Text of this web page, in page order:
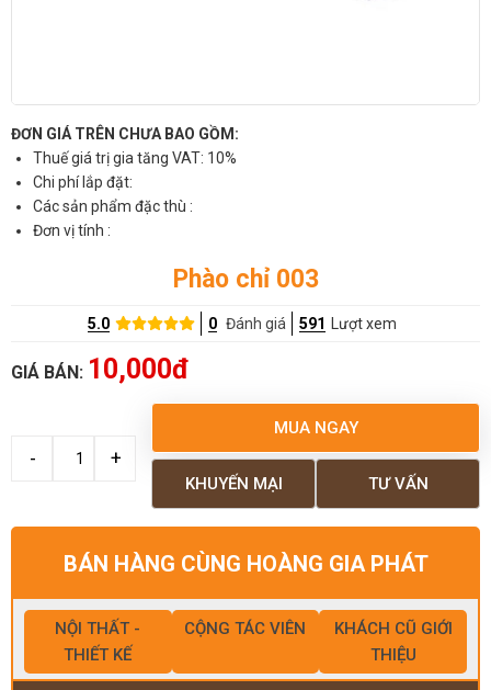
ĐƠN GIÁ TRÊN CHƯA BAO GỒM:
Thuế giá trị gia tăng VAT: 10%
Chi phí lắp đặt:
Các sản phẩm đặc thù :
Đơn vị tính :
Phào chỉ 003
5.0 0 Đánh giá 591 Lượt xem
GIÁ BÁN: 10,000đ
MUA NGAY
TƯ VẤN
KHUYẾN MẠI
BÁN HÀNG CÙNG HOÀNG GIA PHÁT
NỘI THẤT -
THIẾT KẾ
CỘNG TÁC VIÊN
KHÁCH CŨ GIỚI
THIỆU